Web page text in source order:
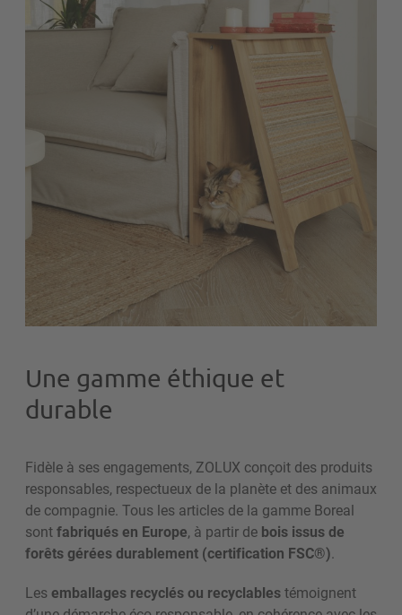
Une gamme éthique et
durable
Fidèle à ses engagements, ZOLUX conçoit des produits
responsables, respectueux de la planète et des animaux
de compagnie. Tous les articles de la gamme Boreal
sontfabriqués en Europe, à partir de bois issus de
forêts gérées durablement (certification FSC®).
Lesemballages recyclés ou recyclablestémoignent